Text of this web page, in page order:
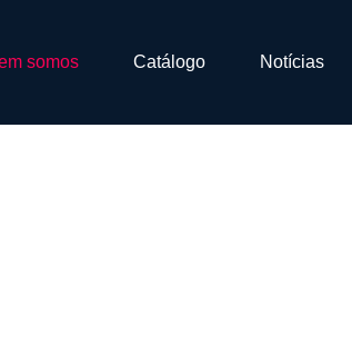
somos Catálogo Notícias